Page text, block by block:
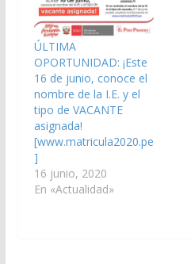
ÚLTIMA
OPORTUNIDAD: ¡Este
16 de junio, conoce el
nombre de la I.E. y el
tipo de VACANTE
asignada!
[www.matricula2020.pe
]
16 junio, 2020
En «Actualidad»